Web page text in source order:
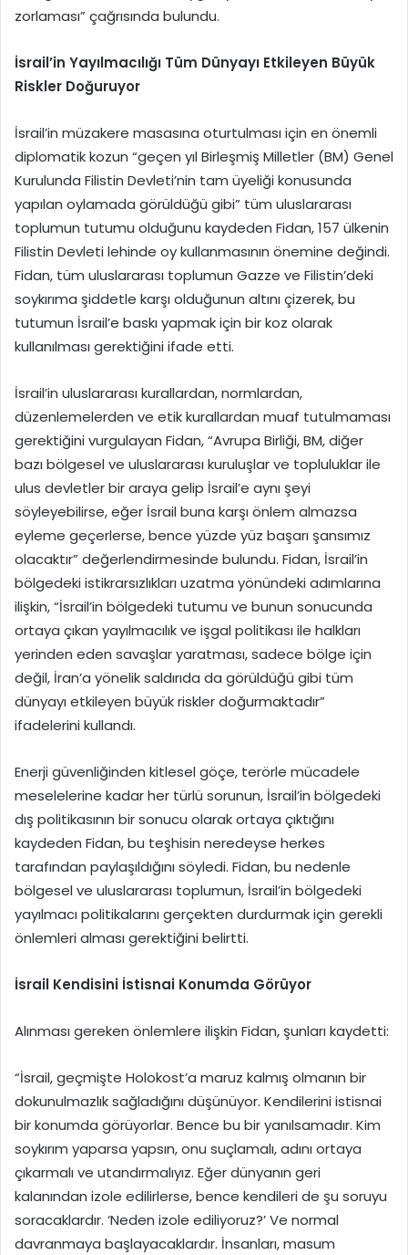
zorlaması” çağrısında bulundu.
İsrail’in Yayılmacılığı Tüm Dünyayı Etkileyen Büyük
Riskler Doğuruyor
İsrail’in müzakere masasına oturtulması için en önemli
diplomatik kozun “geçen yıl Birleşmiş Milletler (BM) Genel
Kurulunda Filistin Devleti’nin tam üyeliği konusunda
yapılan oylamada görüldüğü gibi” tüm uluslararası
toplumun tutumu olduğunu kaydeden Fidan, 157 ülkenin
Filistin Devleti lehinde oy kullanmasının önemine değindi.
Fidan, tüm uluslararası toplumun Gazze ve Filistin’deki
soykırıma şiddetle karşı olduğunun altını çizerek, bu
tutumun İsrail’e baskı yapmak için bir koz olarak
kullanılması gerektiğini ifade etti.
İsrail’in uluslararası kurallardan, normlardan,
düzenlemelerden ve etik kurallardan muaf tutulmaması
gerektiğini vurgulayan Fidan, “Avrupa Birliği, BM, diğer
bazı bölgesel ve uluslararası kuruluşlar ve topluluklar ile
ulus devletler bir araya gelip İsrail’e aynı şeyi
söyleyebilirse, eğer İsrail buna karşı önlem almazsa
eyleme geçerlerse, bence yüzde yüz başarı şansımız
olacaktır” değerlendirmesinde bulundu. Fidan, İsrail’in
bölgedeki istikrarsızlıkları uzatma yönündeki adımlarına
ilişkin, “İsrail’in bölgedeki tutumu ve bunun sonucunda
ortaya çıkan yayılmacılık ve işgal politikası ile halkları
yerinden eden savaşlar yaratması, sadece bölge için
değil, İran’a yönelik saldırıda da görüldüğü gibi tüm
dünyayı etkileyen büyük riskler doğurmaktadır”
ifadelerini kullandı.
Enerji güvenliğinden kitlesel göçe, terörle mücadele
meselelerine kadar her türlü sorunun, İsrail’in bölgedeki
dış politikasının bir sonucu olarak ortaya çıktığını
kaydeden Fidan, bu teşhisin neredeyse herkes
tarafından paylaşıldığını söyledi. Fidan, bu nedenle
bölgesel ve uluslararası toplumun, İsrail’in bölgedeki
yayılmacı politikalarını gerçekten durdurmak için gerekli
önlemleri alması gerektiğini belirtti.
İsrail Kendisini İstisnai Konumda Görüyor
Alınması gereken önlemlere ilişkin Fidan, şunları kaydetti:
“İsrail, geçmişte Holokost’a maruz kalmış olmanın bir
dokunulmazlık sağladığını düşünüyor. Kendilerini istisnai
bir konumda görüyorlar. Bence bu bir yanılsamadır. Kim
soykırım yaparsa yapsın, onu suçlamalı, adını ortaya
çıkarmalı ve utandırmalıyız. Eğer dünyanın geri
kalanından izole edilirlerse, bence kendileri de şu soruyu
soracaklardır. ‘Neden izole ediliyoruz?’ Ve normal
davranmaya başlayacaklardır. İnsanları, masum